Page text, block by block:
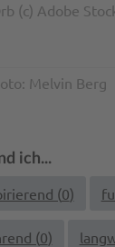
(c) Adobe
Melvin Berg
ich...
(0)
(0)